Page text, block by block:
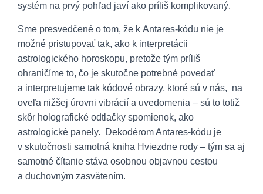
systém na prvý pohľad javí ako príliš komplikovaný.
Sme presvedčené o tom, že k Antares-kódu nie je
možné pristupovať tak, ako k interpretácii
astrologického horoskopu, pretože tým príliš
ohraničíme to, čo je skutočne potrebné povedať
a interpretujeme tak kódové obrazy, ktoré sú v nás, na
oveľa nižšej úrovni vibrácií a uvedomenia – sú to totiž
skôr holografické odtlačky spomienok, ako
astrologické panely. Dekodérom Antares-kódu je
v skutočnosti samotná kniha Hviezdne rody – tým sa aj
samotné čítanie stáva osobnou objavnou cestou
a duchovným zasvätením.